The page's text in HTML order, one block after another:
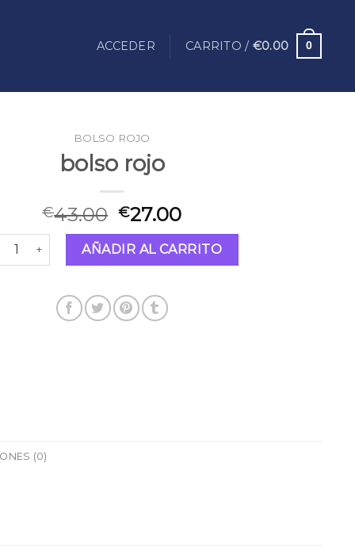
ACCEDER CARRITO / €0.00 0
BOLSO ROJO
bolso rojo
€43.00 €27.00
rojo cantidadAÑADIR AL CARRITO
(0)